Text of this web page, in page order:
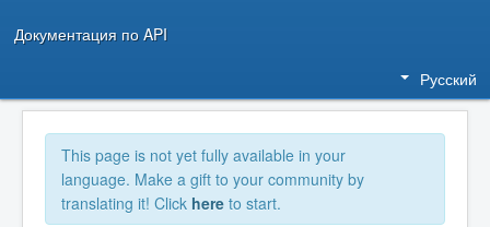
Документация по API
Русский
This page is not yet fully available in your
language. Make a gift to your community by
translating it! Click here to start.